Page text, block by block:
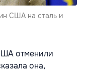
США на сталь и
отменили
она,